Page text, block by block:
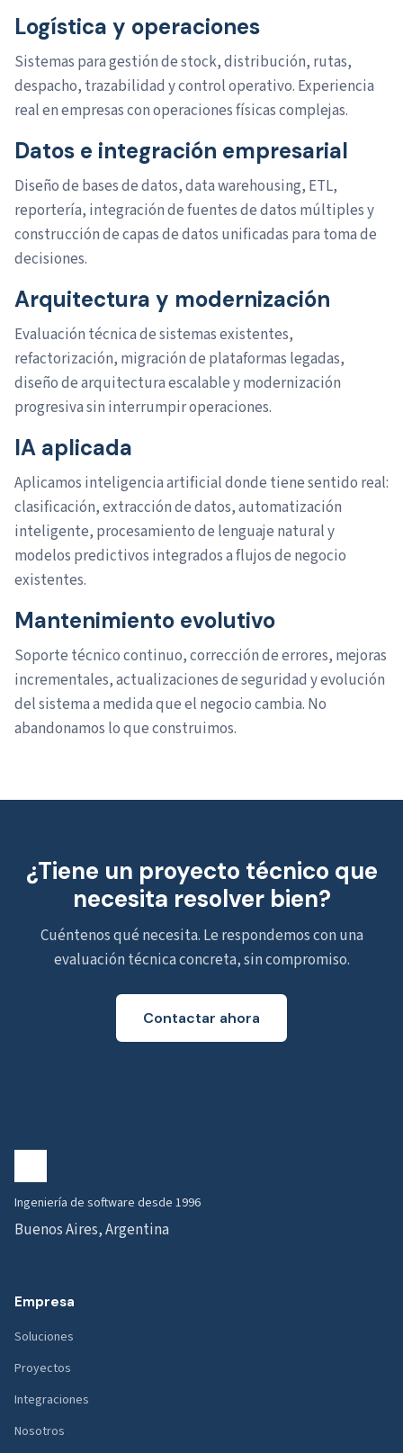
Logística y operaciones
Sistemas para gestión de stock, distribución, rutas,
despacho, trazabilidad y control operativo. Experiencia
real en empresas con operaciones físicas complejas.
Datos e integración empresarial
Diseño de bases de datos, data warehousing, ETL,
reportería, integración de fuentes de datos múltiples y
construcción de capas de datos unificadas para toma de
decisiones.
Arquitectura y modernización
Evaluación técnica de sistemas existentes,
refactorización, migración de plataformas legadas,
diseño de arquitectura escalable y modernización
progresiva sin interrumpir operaciones.
IA aplicada
Aplicamos inteligencia artificial donde tiene sentido real:
clasificación, extracción de datos, automatización
inteligente, procesamiento de lenguaje natural y
modelos predictivos integrados a flujos de negocio
existentes.
Mantenimiento evolutivo
Soporte técnico continuo, corrección de errores, mejoras
incrementales, actualizaciones de seguridad y evolución
del sistema a medida que el negocio cambia. No
abandonamos lo que construimos.
¿Tiene un proyecto técnico que
necesita resolver bien?
Cuéntenos qué necesita. Le respondemos con una
evaluación técnica concreta, sin compromiso.
Contactar ahora
Ingeniería de software desde 1996
Buenos Aires, Argentina
Empresa
Soluciones
Proyectos
Integraciones
Nosotros